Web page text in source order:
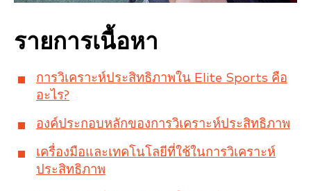
รายการเนื้อหา
การวิเคราะห์ประสิทธิภาพใน Elite Sports คือ
อะไร?
องค์ประกอบหลักของการวิเคราะห์ประสิทธิภาพ
เครื่องมือและเทคโนโลยีที่ใช้ในการวิเคราะห์
ประสิทธิภาพ